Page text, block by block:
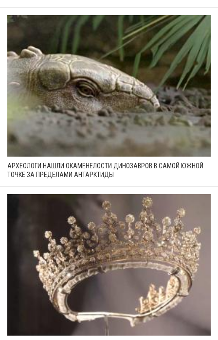
АРХЕОЛОГИ НАШЛИ ОКАМЕНЕЛОСТИ ДИНОЗАВРОВ В САМОЙ ЮЖНОЙ
ТОЧКЕ ЗА ПРЕДЕЛАМИ АНТАРКТИДЫ